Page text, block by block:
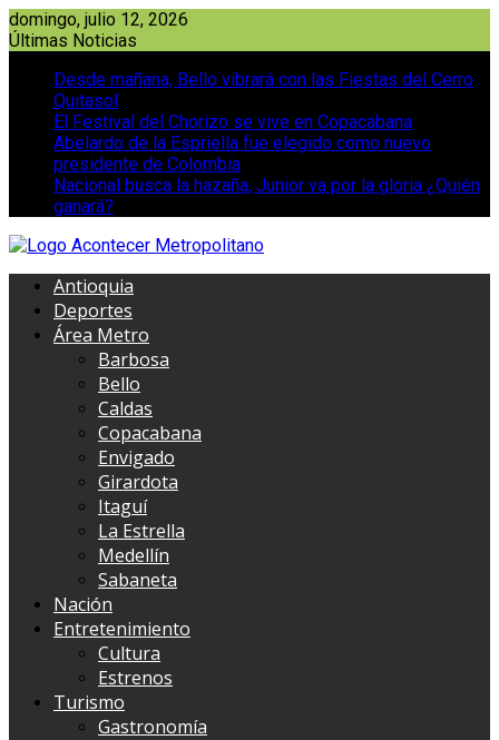
Saltar
al
domingo, julio 12, 2026
Últimas Noticias
Desde mañana, Bello vibrará con las Fiestas del Cerro
Quitasol
El Festival del Chorizo se vive en Copacabana
Abelardo de la Espriella fue elegido como nuevo
presidente de Colombia
Nacional busca la hazaña, Junior va por la gloria ¿Quién
ganará?
Antioquia
Deportes
Área Metro
Barbosa
Bello
Caldas
Copacabana
Envigado
Girardota
Itaguí
La Estrella
Medellín
Sabaneta
Nación
Entretenimiento
Cultura
Estrenos
Turismo
Gastronomía